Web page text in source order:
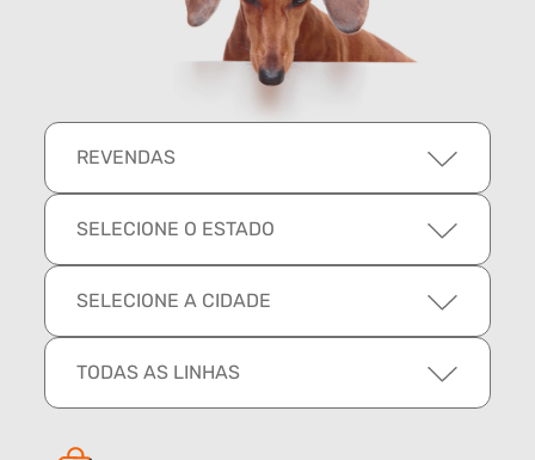
REVENDAS
SELECIONE O ESTADO
SELECIONE A CIDADE
TODAS AS LINHAS